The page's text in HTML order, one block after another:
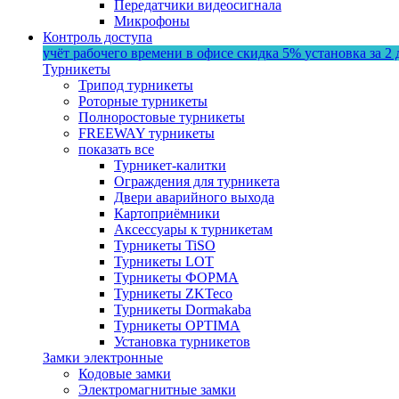
Передатчики видеосигнала
Микрофоны
Контроль доступа
учёт рабочего времени в офисе скидка 5% установка за 2
Турникеты
Трипод турникеты
Роторные турникеты
Полноростовые турникеты
FREEWAY турникеты
показать все
Турникет-калитки
Ограждения для турникета
Двери аварийного выхода
Картоприёмники
Аксессуары к турникетам
Турникеты TiSO
Турникеты LOT
Турникеты ФОРМА
Турникеты ZKTeco
Турникеты Dormakaba
Турникеты OPTIMA
Установка турникетов
Замки электронные
Кодовые замки
Электромагнитные замки